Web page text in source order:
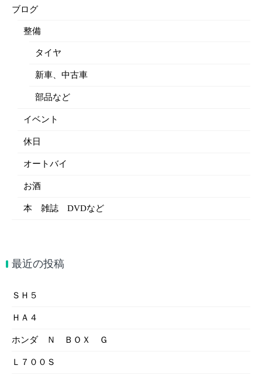
ブログ
整備
タイヤ
新車、中古車
部品など
イベント
休日
オートバイ
お酒
本 雑誌 DVDなど
最近の投稿
ＳＨ５
ＨＡ４
ホンダ Ｎ ＢＯＸ Ｇ
Ｌ７００Ｓ